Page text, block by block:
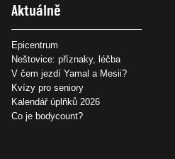
Aktuálně
Epicentrum
Neštovice: příznaky, léčba
V čem jezdí Yamal a Mesii?
Kvízy pro seniory
Kalendář úplňků 2026
Co je bodycount?